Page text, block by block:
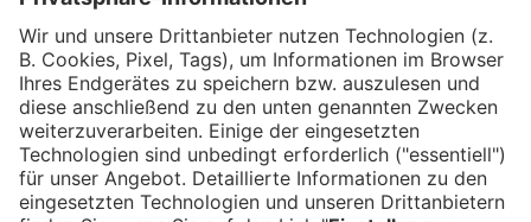
In Kooperation mit